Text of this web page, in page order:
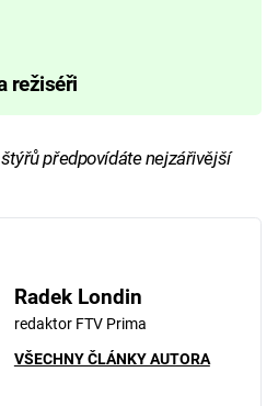
režiséři
předpovídáte nejzářivější
Radek Londin
redaktor FTV Prima
VŠECHNY ČLÁNKY AUTORA